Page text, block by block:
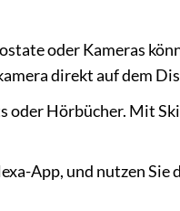
oder Kameras
direkt auf dem
Hörbücher. Mit
App, und nutzen Sie